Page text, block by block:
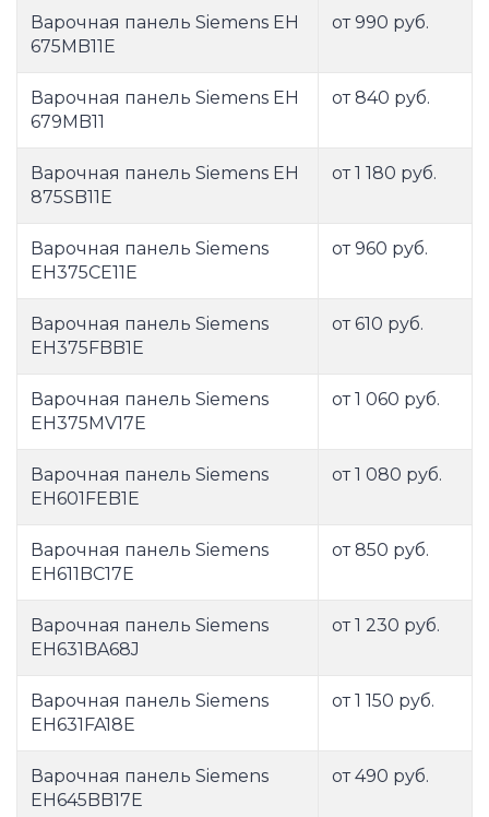
Варочная панель Siemens EH
675MB11E
от 990 руб.
Варочная панель Siemens EH
679MB11
от 840 руб.
Варочная панель Siemens EH
875SB11E
от 1 180 руб.
Варочная панель Siemens
EH375CE11E
от 960 руб.
Варочная панель Siemens
EH375FBB1E
от 610 руб.
Варочная панель Siemens
EH375MV17E
от 1 060 руб.
Варочная панель Siemens
EH601FEB1E
от 1 080 руб.
Варочная панель Siemens
EH611BC17E
от 850 руб.
Варочная панель Siemens
EH631BA68J
от 1 230 руб.
Варочная панель Siemens
EH631FA18E
от 1 150 руб.
Варочная панель Siemens
EH645BB17E
от 490 руб.